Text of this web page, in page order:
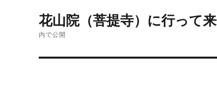
稿
花山院（菩提寺）に行って来
内で公開